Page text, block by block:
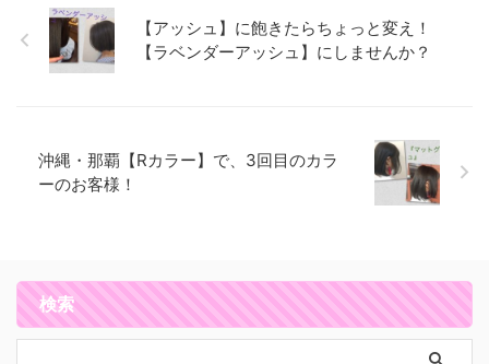
【アッシュ】に飽きたらちょっと変え！
【ラベンダーアッシュ】にしませんか？
沖縄・那覇【Rカラー】で、3回目のカラ
ーのお客様！
検索